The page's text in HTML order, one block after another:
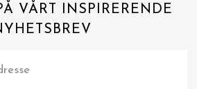
VÅRT INSPIRERENDE